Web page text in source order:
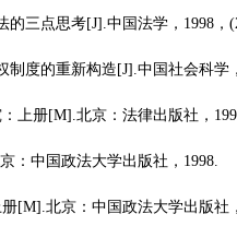
的三点思考[J].中国法学，1998，
制度的重新构造[J].中国社会科学
上册[M].北京：法律出版社，
：中国政法大学出版社，1998.
[M].北京：中国政法大学出版社